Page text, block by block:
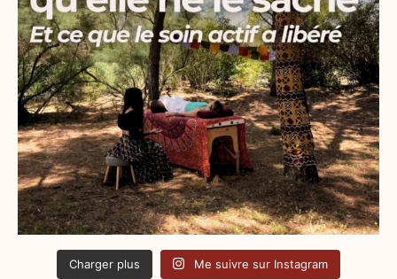
Charger plus Me suivre sur Instagram